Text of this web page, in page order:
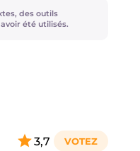
au cacao :
enchanté par
des outils
été utilisés.
3,7